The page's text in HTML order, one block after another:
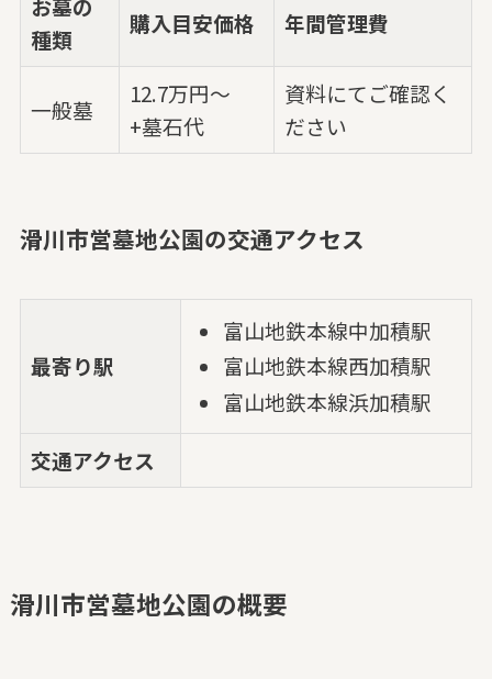
お墓の
種類
購入目安価格 年間管理費
一般墓
12.7万円～
+墓石代
資料にてご確認く
ださい
滑川市営墓地公園の交通アクセス
最寄り駅
富山地鉄本線中加積駅
富山地鉄本線西加積駅
富山地鉄本線浜加積駅
交通アクセス
滑川市営墓地公園の概要